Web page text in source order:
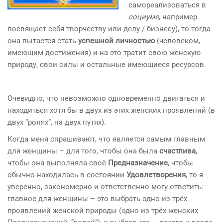
самореализоваться в
социуме, например
посвящает себя творчеству или делу / бизнесу), то тогда
она пытается стать успешной личностью (человеком,
имеющим достижения) и на это тратит свою женскую
природу, свои силы и остальные имеющиеся ресурсов.
Очевидно, что невозможно одновременно двигаться и
находиться хотя бы в двух из этих женских проявлений (в
двух “ролях”, на двух путях).
Когда меня спрашивают, что является самым главным
для женщины – для того, чтобы она была счастлива,
чтобы она выполняла своё Предназначение, чтобы
обычно находилась в состоянии Удовлетворения, то я
уверенно, закономерно и ответственно могу ответить:
главное для женщины – это выбрать одно из трёх
проявлений женской природы (одно из трёх женских